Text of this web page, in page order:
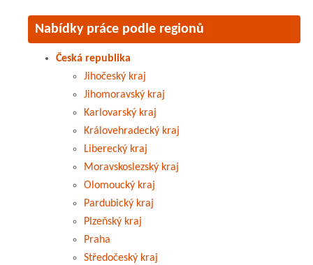
Nabídky práce podle regionů
Česká republika
Jihočeský kraj
Jihomoravský kraj
Karlovarský kraj
Královehradecký kraj
Liberecký kraj
Moravskoslezský kraj
Olomoucký kraj
Pardubický kraj
Plzeňský kraj
Praha
Středočeský kraj